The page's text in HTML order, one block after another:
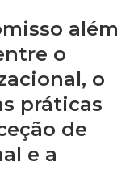
além
o
o
práticas
de
e a